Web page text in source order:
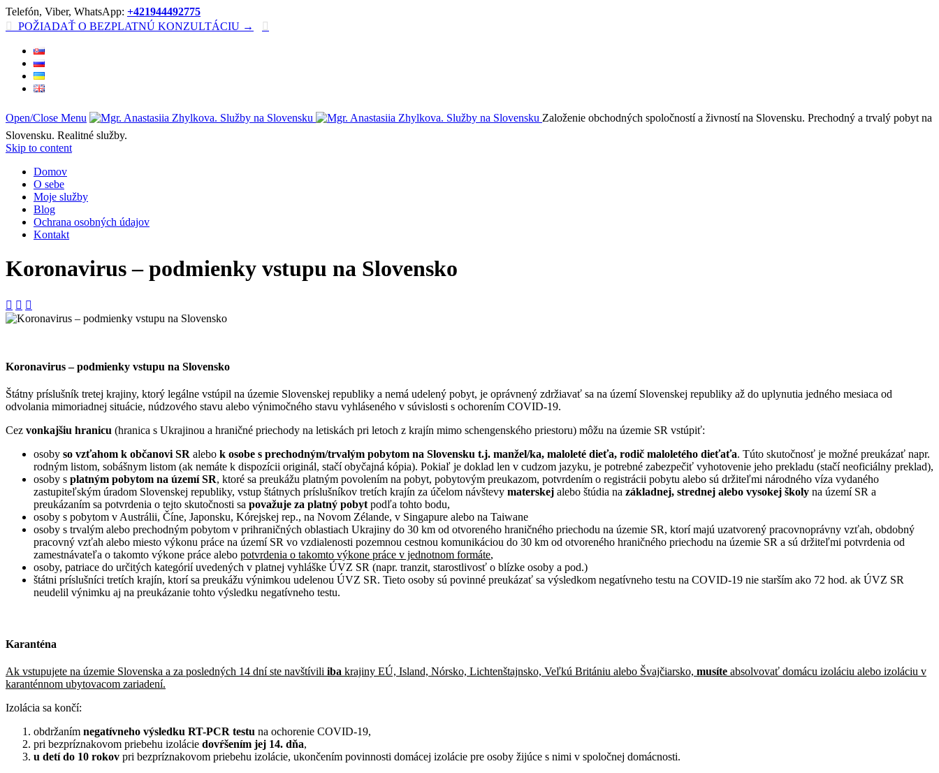
Telefón, Viber, WhatsApp: +421944492775

POŽIADAŤ O BEZPLATNÚ KONZULTÁCIU → 
Open/Close Menu
Založenie obchodných spoločností a živností na Slovensku. Prechodný a trvalý pobyt na
Slovensku. Realitné služby.
Skip to content
Domov
O sebe
Moje služby
Blog
Ochrana osobných údajov
Kontakt
Koronavirus – podmienky vstupu na Slovensko
  
Koronavirus – podmienky vstupu na Slovensko
Štátny príslušník tretej krajiny, ktorý legálne vstúpil na územie Slovenskej republiky a nemá udelený pobyt, je oprávnený zdržiavať sa na území Slovenskej republiky až do uplynutia jedného mesiaca od
odvolania mimoriadnej situácie, núdzového stavu alebo výnimočného stavu vyhláseného v súvislosti s ochorením COVID-19.
Cez vonkajšiu hranicu (hranica s Ukrajinou a hraničné priechody na letiskách pri letoch z krajín mimo schengenského priestoru) môžu na územie SR vstúpiť:
osoby so vzťahom k občanovi SR alebo k osobe s prechodným/trvalým pobytom na Slovensku t.j. manžel/ka, maloleté dieťa, rodič maloletého dieťaťa. Túto skutočnosť je možné preukázať napr.
rodným listom, sobášnym listom (ak nemáte k dispozícii originál, stačí obyčajná kópia). Pokiaľ je doklad len v cudzom jazyku, je potrebné zabezpečiť vyhotovenie jeho prekladu (stačí neoficiálny preklad),
osoby s platným pobytom na území SR, ktoré sa preukážu platným povolením na pobyt, pobytovým preukazom, potvrdením o registrácii pobytu alebo sú držiteľmi národného víza vydaného
zastupiteľským úradom Slovenskej republiky, vstup štátnych príslušníkov tretích krajín za účelom návštevy materskej alebo štúdia na základnej, strednej alebo vysokej školy na území SR a
preukázaním sa potvrdenia o tejto skutočnosti sa považuje za platný pobytpodľa tohto bodu,
osoby s pobytom v Austrálii, Číne, Japonsku, Kórejskej rep., na Novom Zélande, v Singapure alebo na Taiwane
osoby s trvalým alebo prechodným pobytom v prihraničných oblastiach Ukrajiny do 30 km od otvoreného hraničného priechodu na územie SR, ktorí majú uzatvorený pracovnoprávny vzťah, obdobný
pracovný vzťah alebo miesto výkonu práce na území SR vo vzdialenosti pozemnou cestnou komunikáciou do 30 km od otvoreného hraničného priechodu na územie SR a sú držiteľmi potvrdenia od
zamestnávateľa o takomto výkone práce alebo potvrdenia o takomto výkone práce v jednotnom formáte,
osoby, patriace do určitých kategórií uvedených v platnej vyhláške ÚVZ SR (napr. tranzit, starostlivosť o blízke osoby a pod.)
štátni príslušníci tretích krajín, ktorí sa preukážu výnimkou udelenou ÚVZ SR. Tieto osoby sú povinné preukázať sa výsledkom negatívneho testu na COVID-19 nie starším ako 72 hod. ak ÚVZ SR
neudelil výnimku aj na preukázanie tohto výsledku negatívneho testu.
Karanténa
Ak vstupujete na územie Slovenska a za posledných 14 dní ste navštívili iba krajiny EÚ, Island, Nórsko, Lichtenštajnsko, Veľkú Britániu alebo Švajčiarsko, musíte absolvovať domácu izoláciu alebo izoláciu v
karanténnom ubytovacom zariadení.
Izolácia sa končí:
obdržaním negatívneho výsledku RT-PCR testu na ochorenie COVID-19,
pri bezpríznakovom priebehu izolácie dovŕšením jej 14. dňa,
u detí do 10 rokov pri bezpríznakovom priebehu izolácie, ukončením povinnosti domácej izolácie pre osoby žijúce s nimi v spoločnej domácnosti.